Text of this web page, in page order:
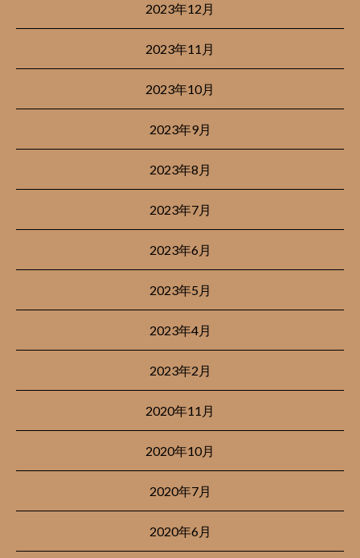
2023年12月
2023年11月
2023年10月
2023年9月
2023年8月
2023年7月
2023年6月
2023年5月
2023年4月
2023年2月
2020年11月
2020年10月
2020年7月
2020年6月